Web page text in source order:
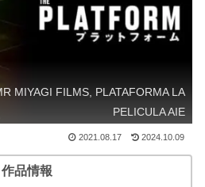
MIYAGI FILMS, PLATAFORMA LA
PELICULA AIE
2021.08.17 2024.10.09
作品情報